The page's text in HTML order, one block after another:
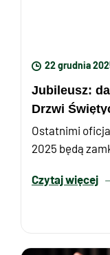
22 grudnia
Jubileusz:
Drzwi
Ostatnimi
2025 będą
Czytaj więcej